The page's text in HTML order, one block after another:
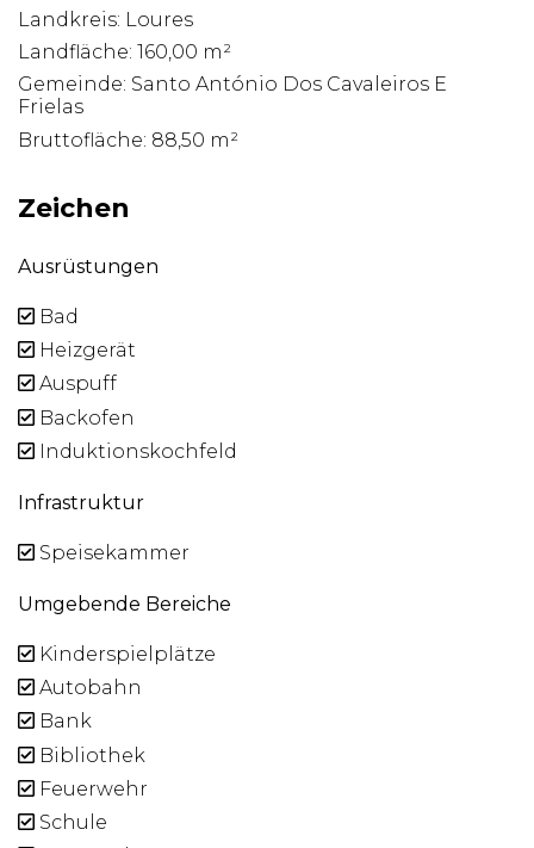
Landkreis: Loures
Landfläche: 160,00 m²
Gemeinde: Santo António Dos Cavaleiros E
Frielas
Bruttofläche: 88,50 m²
Zeichen
Ausrüstungen
Bad
Heizgerät
Auspuff
Backofen
Induktionskochfeld
Infrastruktur
Speisekammer
Umgebende Bereiche
Kinderspielplätze
Autobahn
Bank
Bibliothek
Feuerwehr
Schule